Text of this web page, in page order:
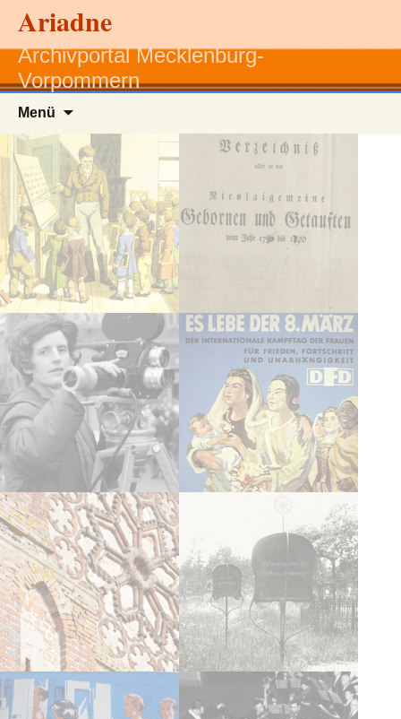
Ariadne
Archivportal Mecklenburg-
Vorpommern
Menü
springen